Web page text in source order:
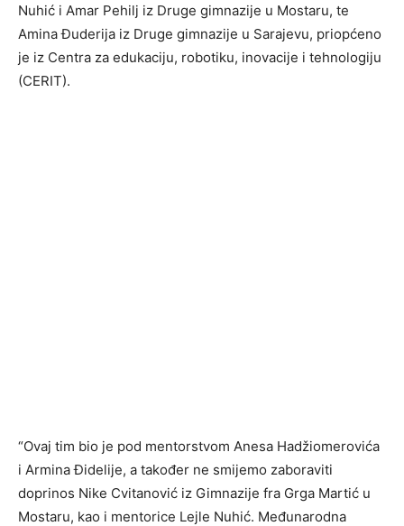
Nuhić i Amar Pehilj iz Druge gimnazije u Mostaru, te
Amina Đuderija iz Druge gimnazije u Sarajevu, priopćeno
je iz Centra za edukaciju, robotiku, inovacije i tehnologiju
(CERIT).
“Ovaj tim bio je pod mentorstvom Anesa Hadžiomerovića
i Armina Đidelije, a također ne smijemo zaboraviti
doprinos Nike Cvitanović iz Gimnazije fra Grga Martić u
Mostaru, kao i mentorice Lejle Nuhić. Međunarodna